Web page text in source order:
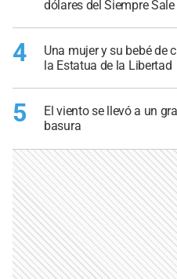
dólares del Siempre Sale
4
Una mujer y su bebé de
la Estatua de la Libertad
5
El viento se llevó a un
basura